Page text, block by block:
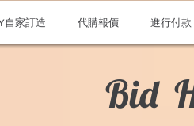
自家訂造 代購報價 進行付款
Bid